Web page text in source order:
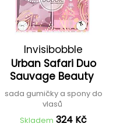
Invisibobble
Urban Safari Duo
Sauvage Beauty
sada gumičky a spony do
vlasů
Skladem 324 Kč